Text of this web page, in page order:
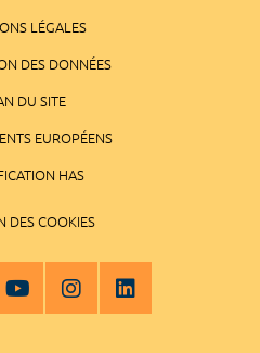
LÉGALES
DES DONNÉES
DU SITE
EUROPÉENS
HAS
DES COOKIES